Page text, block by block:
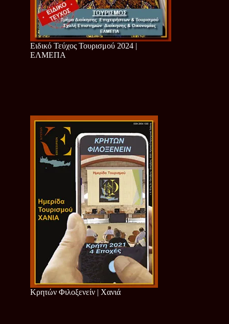
Ειδικό Τεύχος Τουρισμού 2024 |
ΕΛΜΕΠΑ
Κρητών Φιλοξενείν | Χανιά